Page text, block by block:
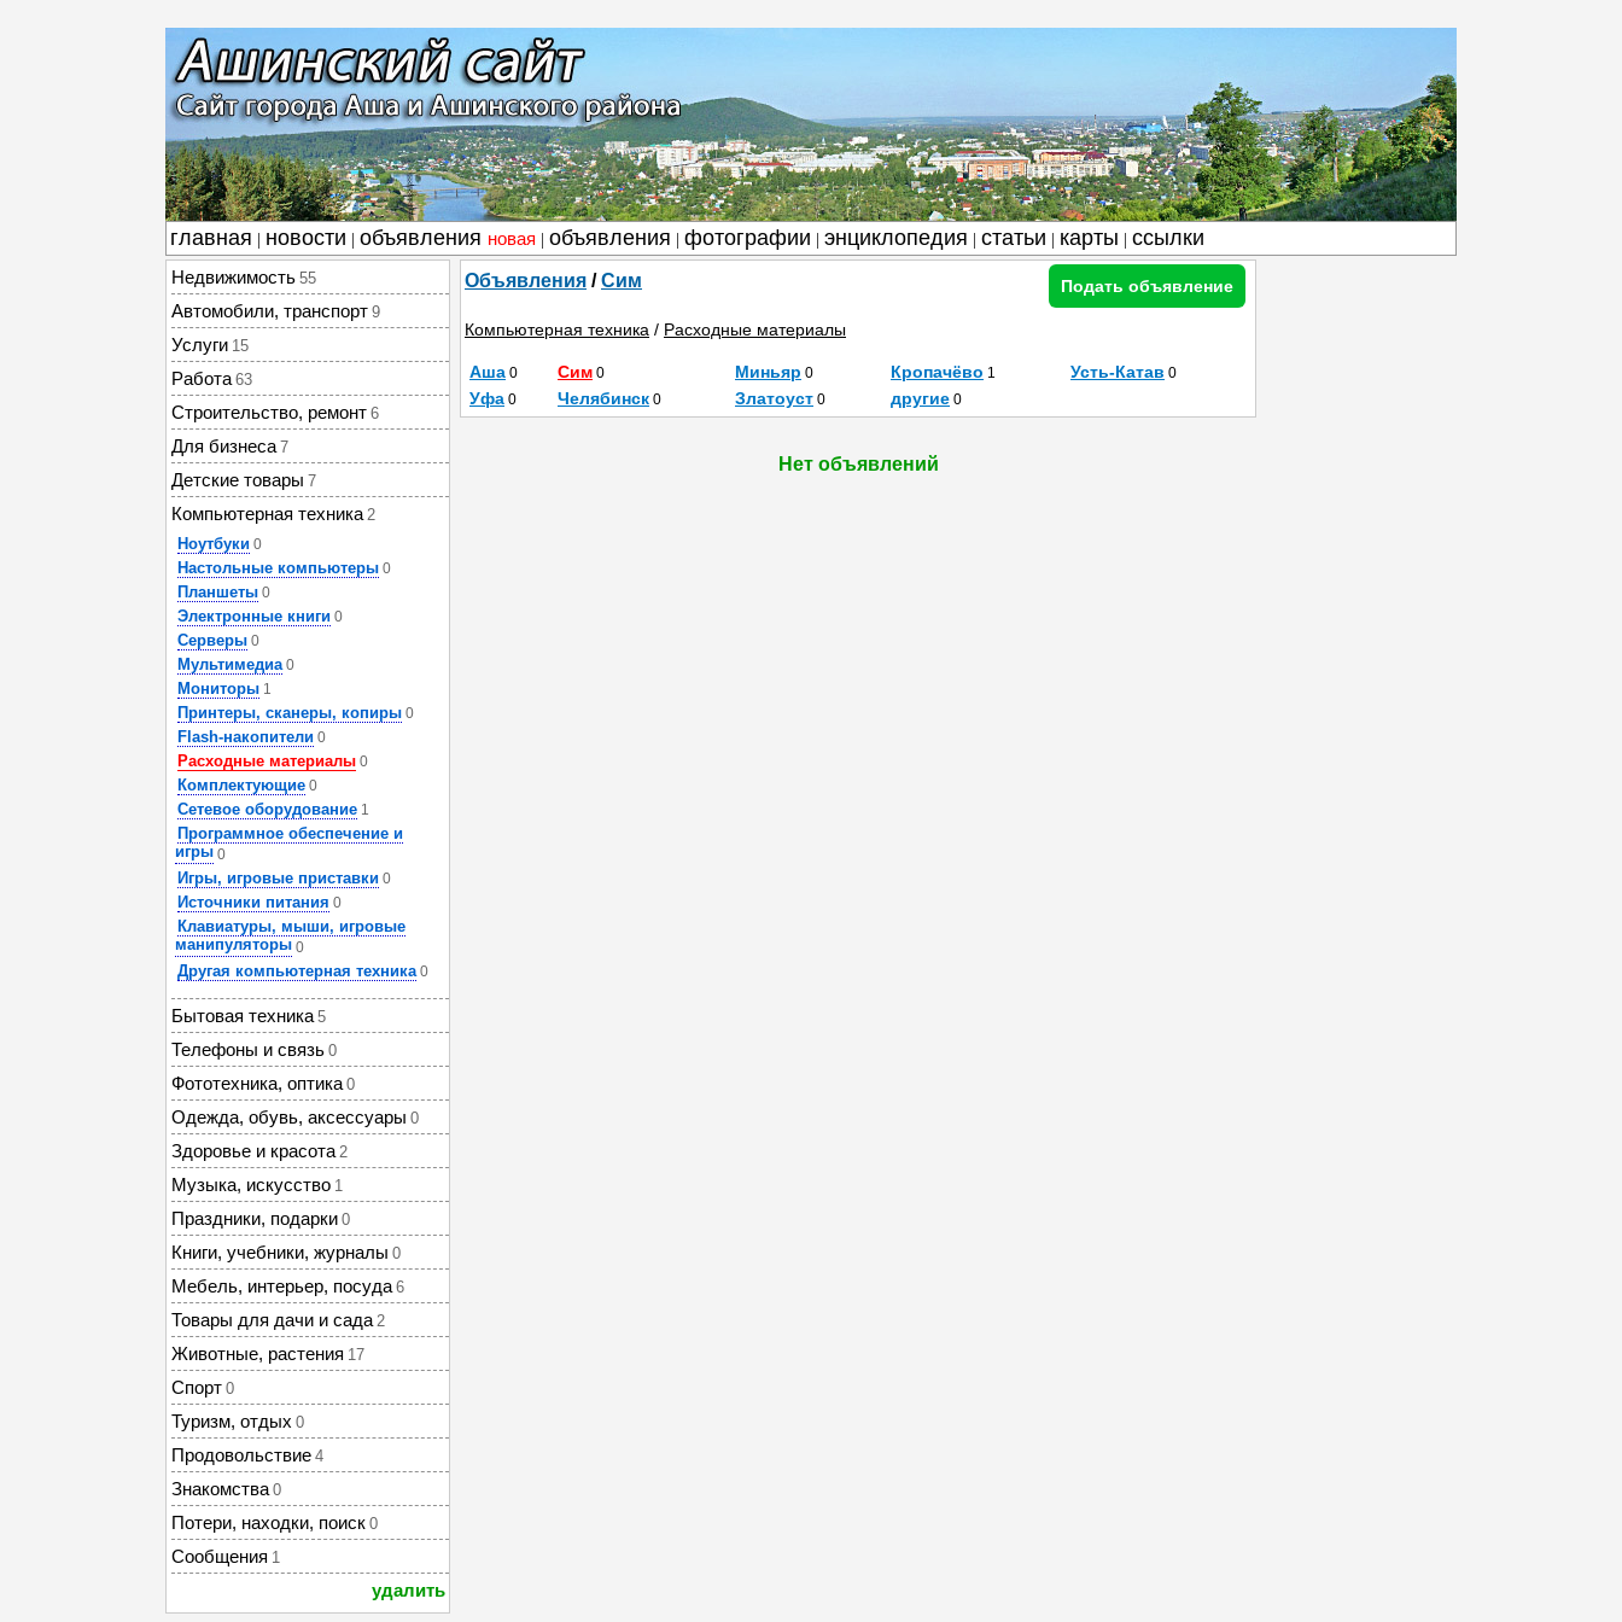
главная новости объявления новая объявления фотографии энциклопедия статьи карты ссылки
Недвижимость 55
Автомобили, транспорт 9
Услуги 15
Работа 63
Строительство, ремонт 6
Для бизнеса 7
Детские товары 7
Компьютерная техника 2
Ноутбуки 0
Настольные компьютеры 0
Планшеты 0
Электронные книги 0
Серверы 0
Мультимедиа 0
Мониторы 1
Принтеры, сканеры, копиры 0
Flash-накопители 0
Расходные материалы 0
Комплектующие 0
Сетевое оборудование 1
Программное обеспечение и
игры 0
Игры, игровые приставки 0
Источники питания 0
Клавиатуры, мыши, игровые
манипуляторы 0
Другая компьютерная техника 0
Бытовая техника 5
Телефоны и связь 0
Фототехника, оптика 0
Одежда, обувь, аксессуары 0
Здоровье и красота 2
Музыка, искусство 1
Праздники, подарки 0
Книги, учебники, журналы 0
Мебель, интерьер, посуда 6
Товары для дачи и сада 2
Животные, растения 17
Спорт 0
Туризм, отдых 0
Продовольствие 4
Знакомства 0
Потери, находки, поиск 0
Сообщения 1
удалить
Объявления /Сим Подать объявление
Компьютерная техника / Расходные материалы
Аша 0 Сим 0 Миньяр 0 Кропачёво 1 Усть-Катав 0
Уфа 0 Челябинск 0 Златоуст 0 другие 0
Нет объявлений